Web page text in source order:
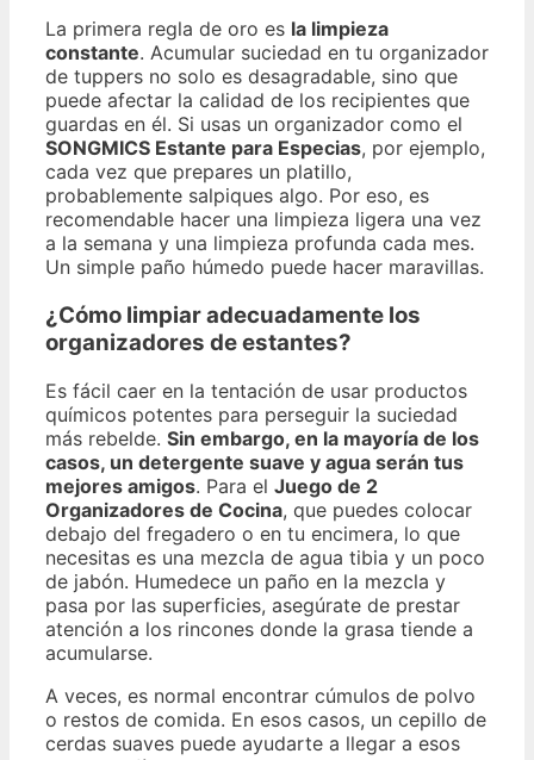
La primera regla de oro es la limpieza
constante. Acumular suciedad en tu organizador
de tuppers no solo es desagradable, sino que
puede afectar la calidad de los recipientes que
guardas en él. Si usas un organizador como el
SONGMICS Estante para Especias, por ejemplo,
cada vez que prepares un platillo,
probablemente salpiques algo. Por eso, es
recomendable hacer una limpieza ligera una vez
a la semana y una limpieza profunda cada mes.
Un simple paño húmedo puede hacer maravillas.
¿Cómo limpiar adecuadamente los
organizadores de estantes?
Es fácil caer en la tentación de usar productos
químicos potentes para perseguir la suciedad
más rebelde. Sin embargo, en la mayoría de los
casos, un detergente suave y agua serán tus
mejores amigos. Para el Juego de 2
Organizadores de Cocina, que puedes colocar
debajo del fregadero o en tu encimera, lo que
necesitas es una mezcla de agua tibia y un poco
de jabón. Humedece un paño en la mezcla y
pasa por las superficies, asegúrate de prestar
atención a los rincones donde la grasa tiende a
acumularse.
A veces, es normal encontrar cúmulos de polvo
o restos de comida. En esos casos, un cepillo de
cerdas suaves puede ayudarte a llegar a esos